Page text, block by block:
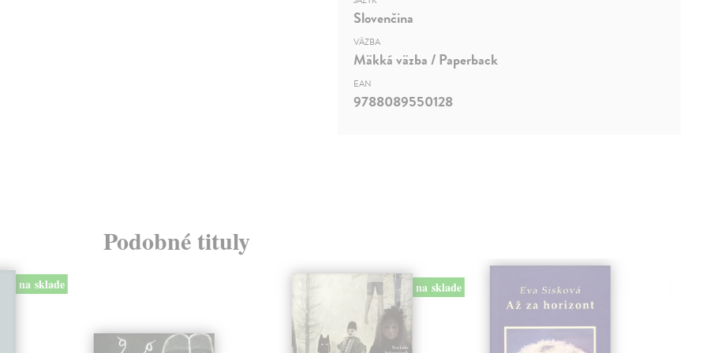
Slovenčina
VÄZBA
Mäkká väzba / Paperback
EAN
9788089550128
Podobné tituly
na sklade na sklade